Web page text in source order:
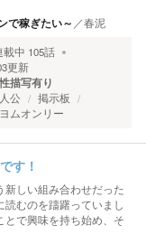
で稼ぎたい～ ／春泥
載中 105話
更新
性描写有り
公
掲示板
ムオンリー
す！
新しい組み合わせだった
むのを躊躇っていまし
とで興味を持ち始め、そ